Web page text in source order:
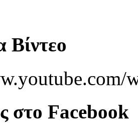
στο Facebook